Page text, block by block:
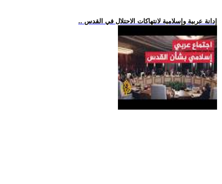
.. إدانة عربية وإسلامية لانتهاكات الاحتلال في القدس